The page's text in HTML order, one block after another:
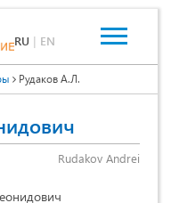
RU | EN
Рудаков А.Л.
Rudakov Andrei